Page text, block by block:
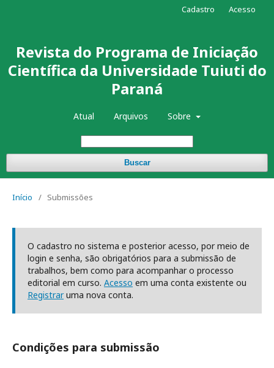
Revista do Programa de Iniciação
Científica da Universidade Tuiuti do
Paraná
Atual Arquivos Sobre
Buscar
Cadastro Acesso
Início / Submissões
O cadastro no sistema e posterior acesso, por meio de
login e senha, são obrigatórios para a submissão de
trabalhos, bem como para acompanhar o processo
editorial em curso. Acesso em uma conta existente ou
Registraruma nova conta.
Condições para submissão